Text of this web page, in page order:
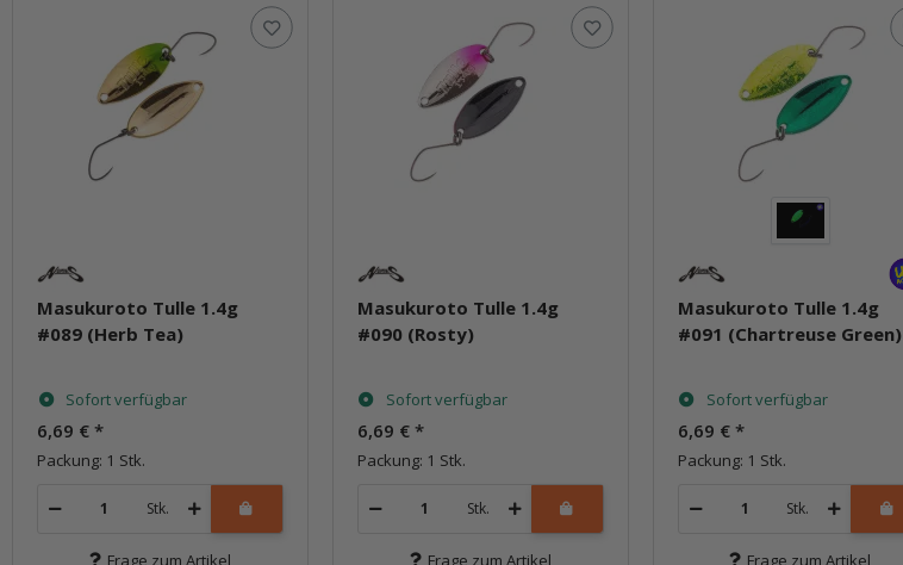
Masukuroto Tulle 1.4g
#089 (Herb Tea)
Sofort verfügbar
6,69 € *
Packung: 1 Stk.
Stk.
Frage zum Artikel
Masukuroto Tulle 1.4g
#090 (Rosty)
Sofort verfügbar
6,69 € *
Packung: 1 Stk.
Stk.
Frage zum Artikel
Masukuroto Tulle 1.4g
#091 (Chartreuse Green)
Sofort verfügbar
6,69 € *
Packung: 1 Stk.
Stk.
Frage zum Artikel